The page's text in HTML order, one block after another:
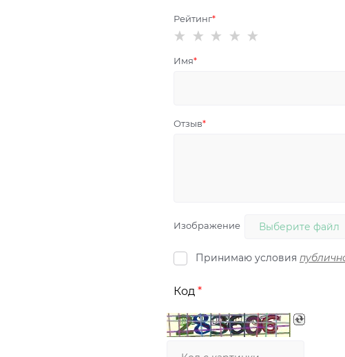
Рейтинг
Имя
Отзыв
Изображение Выберите файл
Принимаю условия
Код